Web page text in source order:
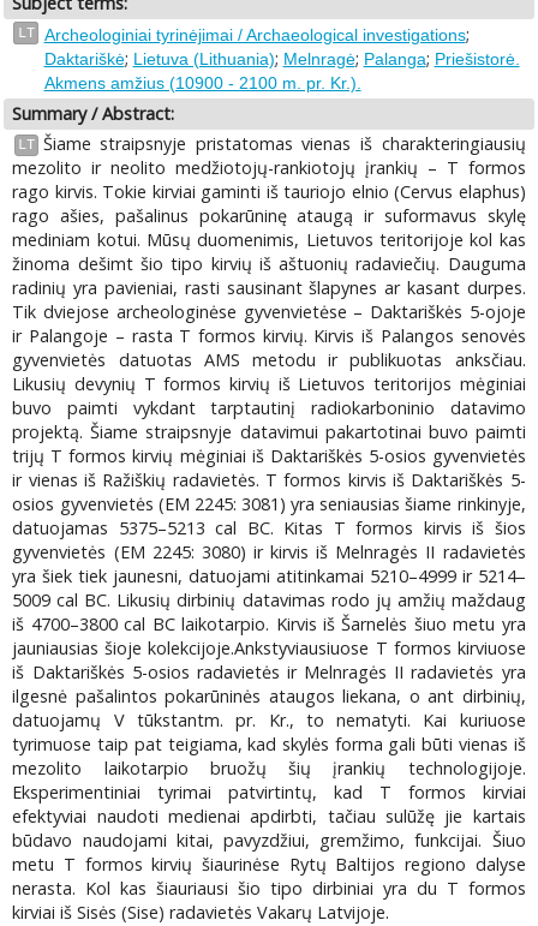
LT Archeologiniai tyrinėjimai / Archaeological investigations;
Daktariškė; Lietuva (Lithuania); Melnragė; Palanga; Priešistorė.
Akmens amžius (10900 - 2100 m. pr. Kr.).
Summary / Abstract:
LT Šiame straipsnyje pristatomas vienas iš charakteringiausių
mezolito ir neolito medžiotojų-rankiotojų įrankių – T formos
rago kirvis. Tokie kirviai gaminti iš tauriojo elnio (Cervus elaphus)
rago ašies, pašalinus pokarūninę ataugą ir suformavus skylę
mediniam kotui. Mūsų duomenimis, Lietuvos teritorijoje kol kas
žinoma dešimt šio tipo kirvių iš aštuonių radaviečių. Dauguma
radinių yra pavieniai, rasti sausinant šlapynes ar kasant durpes.
Tik dviejose archeologinėse gyvenvietėse – Daktariškės 5-ojoje
ir Palangoje – rasta T formos kirvių. Kirvis iš Palangos senovės
gyvenvietės datuotas AMS metodu ir publikuotas anksčiau.
Likusių devynių T formos kirvių iš Lietuvos teritorijos mėginiai
buvo paimti vykdant tarptautinį radiokarboninio datavimo
projektą. Šiame straipsnyje datavimui pakartotinai buvo paimti
trijų T formos kirvių mėginiai iš Daktariškės 5-osios gyvenvietės
ir vienas iš Ražiškių radavietės. T formos kirvis iš Daktariškės 5-
osios gyvenvietės (EM 2245: 3081) yra seniausias šiame rinkinyje,
datuojamas 5375–5213 cal BC. Kitas T formos kirvis iš šios
gyvenvietės (EM 2245: 3080) ir kirvis iš Melnragės II radavietės
yra šiek tiek jaunesni, datuojami atitinkamai 5210–4999 ir 5214–
5009 cal BC. Likusių dirbinių datavimas rodo jų amžių maždaug
iš 4700–3800 cal BC laikotarpio. Kirvis iš Šarnelės šiuo metu yra
jauniausias šioje kolekcijoje.Ankstyviausiuose T formos kirviuose
iš Daktariškės 5-osios radavietės ir Melnragės II radavietės yra
ilgesnė pašalintos pokarūninės ataugos liekana, o ant dirbinių,
datuojamų V tūkstantm. pr. Kr., to nematyti. Kai kuriuose
tyrimuose taip pat teigiama, kad skylės forma gali būti vienas iš
mezolito laikotarpio bruožų šių įrankių technologijoje.
Eksperimentiniai tyrimai patvirtintų, kad T formos kirviai
efektyviai naudoti medienai apdirbti, tačiau sulūžę jie kartais
būdavo naudojami kitai, pavyzdžiui, gremžimo, funkcijai. Šiuo
metu T formos kirvių šiaurinėse Rytų Baltijos regiono dalyse
nerasta. Kol kas šiauriausi šio tipo dirbiniai yra du T formos
kirviai iš Sisės (Sise) radavietės Vakarų Latvijoje.